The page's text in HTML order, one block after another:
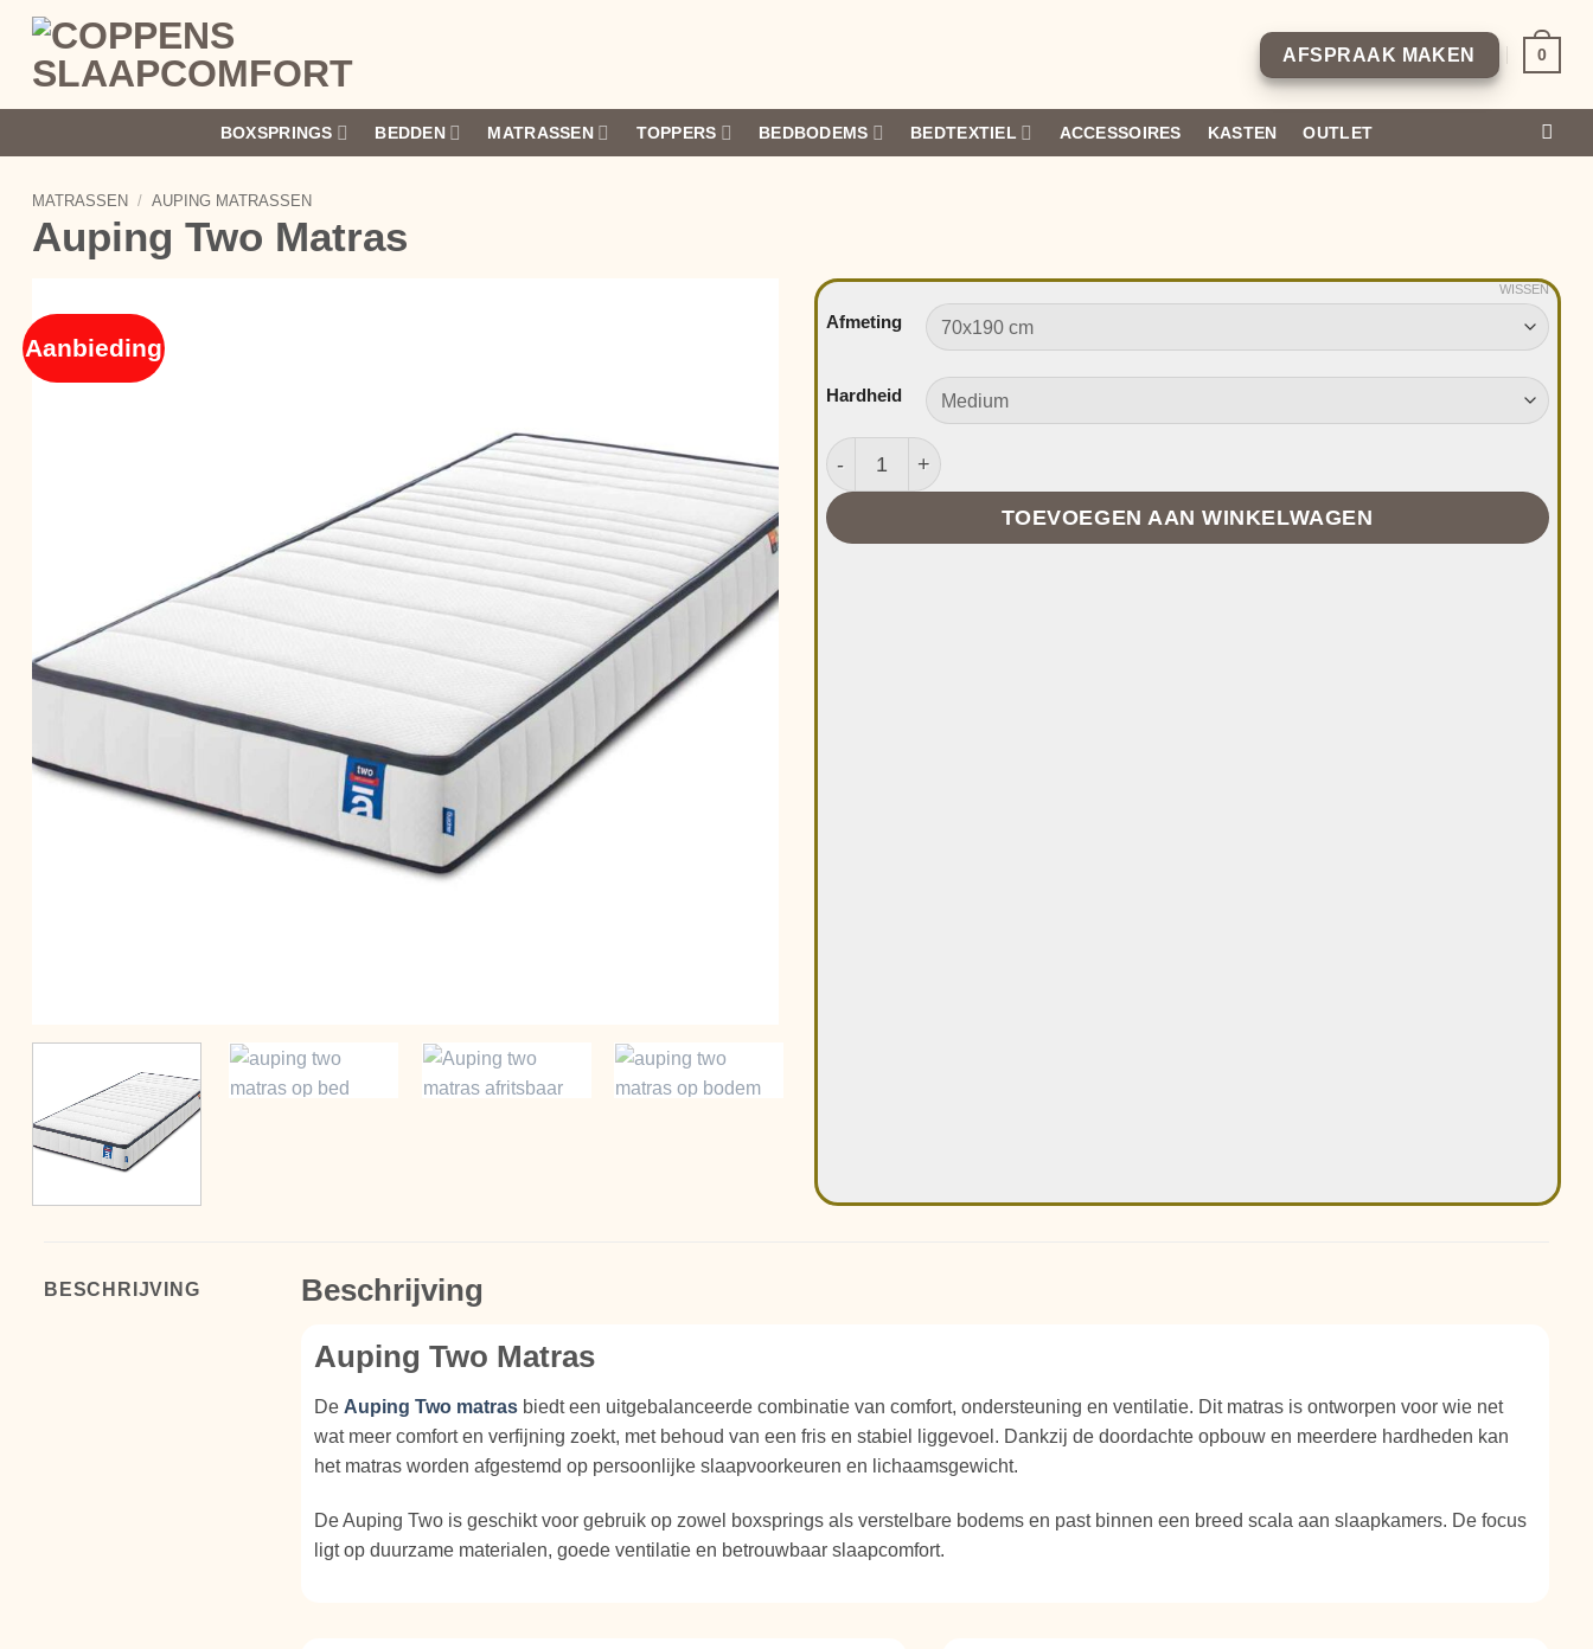
inhoud
AFSPRAAK MAKEN 0
BOXSPRINGS BEDDEN MATRASSEN TOPPERS BEDBODEMS BEDTEXTIEL ACCESSOIRES KASTEN OUTLET
MATRASSEN / AUPING MATRASSEN
Auping Two Matras
Aanbieding
Afmeting
Hardheid
WISSEN
Auping Two Matras aantal
TOEVOEGEN AAN WINKELWAGEN
BESCHRIJVING Beschrijving
Auping Two Matras
De Auping Two matrasbiedt een uitgebalanceerde combinatie van comfort, ondersteuning en ventilatie. Dit matras is ontworpen voor wie net
wat meer comfort en verfijning zoekt, met behoud van een fris en stabiel liggevoel. Dankzij de doordachte opbouw en meerdere hardheden kan
het matras worden afgestemd op persoonlijke slaapvoorkeuren en lichaamsgewicht.
De Auping Two is geschikt voor gebruik op zowel boxsprings als verstelbare bodems en past binnen een breed scala aan slaapkamers. De focus
ligt op duurzame materialen, goede ventilatie en betrouwbaar slaapcomfort.